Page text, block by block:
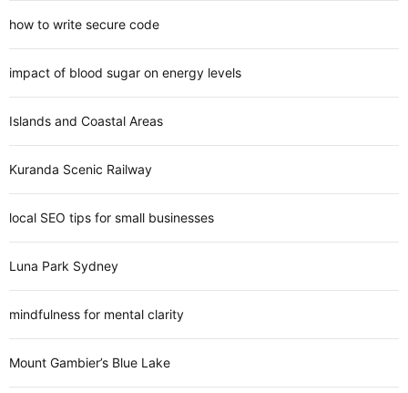
how to write secure code
impact of blood sugar on energy levels
Islands and Coastal Areas
Kuranda Scenic Railway
local SEO tips for small businesses
Luna Park Sydney
mindfulness for mental clarity
Mount Gambier’s Blue Lake